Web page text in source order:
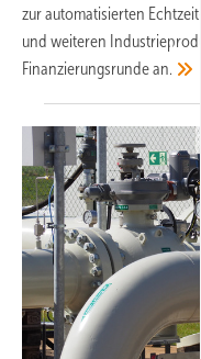
zur automatisierten
und weiteren
Finanzierungsrundean.